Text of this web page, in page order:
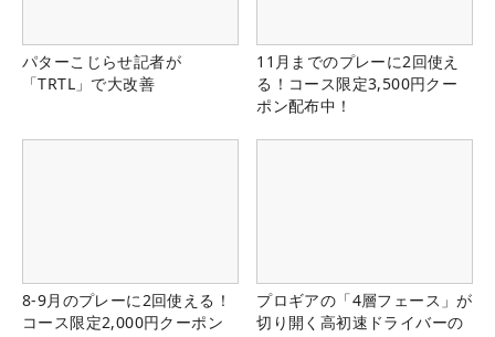
パターこじらせ記者が
「TRTL」で大改善
11月までのプレーに2回使え
る！コース限定3,500円クー
ポン配布中！
8-9月のプレーに2回使える！
コース限定2,000円クーポン
プロギアの「4層フェース」が
切り開く高初速ドライバーの